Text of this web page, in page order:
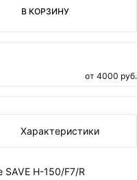
В КОРЗИНУ
от 4000 руб.
Характеристики
SAVE H-150/F7/R